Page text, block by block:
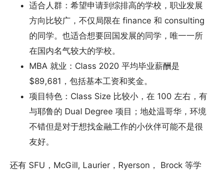
适合人群：希望申请到综排高的学校，职业发展
方向比较广，不仅局限在 finance 和 consulting
的同学。也适合想要回国发展的同学，唯一一所
在国内名气较大的学校。
MBA 就业：Class 2020 平均毕业薪酬是
$89,681，包括基本工资和奖金。
项目特色：Class Size 比较小，在 100 左右，有
与耶鲁的 Dual Degree 项目；地处温哥华，环境
不错但是对于想找金融工作的小伙伴可能不是很
友好。
还有 SFU，McGill, Laurier，Ryerson， Brock 等学